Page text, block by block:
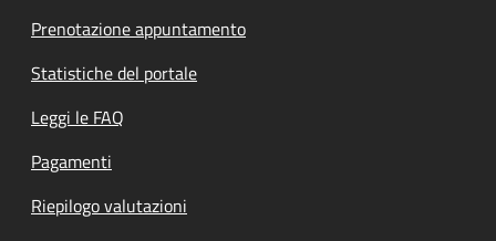
Prenotazione appuntamento
Statistiche del portale
Leggi le FAQ
Pagamenti
Riepilogo valutazioni